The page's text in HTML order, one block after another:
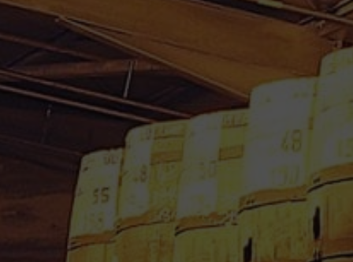
PUNCH COCO 50 CL 18°
HABITATION BELLEVUE